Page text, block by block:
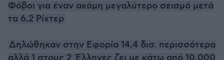
Φόβοι για έναν ακόμη μεγαλύτερο σεισμό μετά
τα 6,2 Ρίχτερ
Δηλώθηκαν στην Εφορία 14,4 δισ. περισσότερα